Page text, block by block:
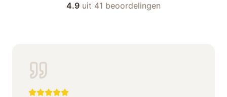
4.9 uit 41 beoordelingen